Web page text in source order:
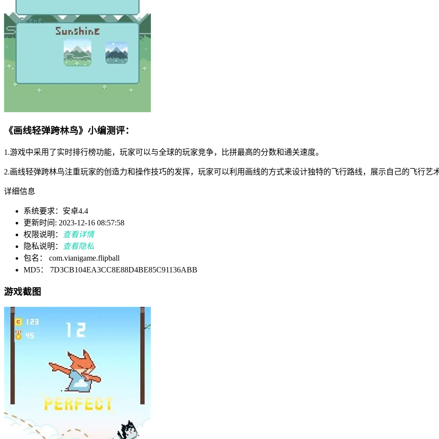
《画线轻弹跨林鸟》小编测评：
1.游戏中采用了实时排行榜功能，玩家可以与全球的玩家竞争，比拼最高的分数和通关速度。
2.画线轻弹跨林鸟注重玩家的创造力和操作技巧的发挥，玩家可以利用画线的方式来设计独特的飞行路线，展示自己的飞行艺
详细信息
系统要求：安卓4.4
更新时间: 2023-12-16 08:57:58
权限说明：
查看详情
隐私说明：
查看隐私
包名： com.vianigame.flipball
MD5： 7D3CB104EA3CC8E88D4BE85C91136ABB
游戏截图